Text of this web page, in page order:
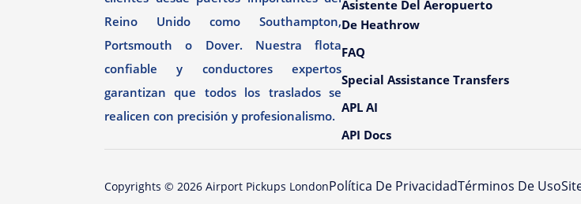
Reino Unido como Southampton,
Portsmouth o Dover. Nuestra flota
confiable y conductores expertos
garantizan que todos los traslados se
realicen con precisión y profesionalismo.
Asistente Del Aeropuerto
De Heathrow
FAQ
Special Assistance Transfers
APL AI
API Docs
Copyrights © 2026 Airport Pickups LondonPolítica De PrivacidadTérminos De Uso